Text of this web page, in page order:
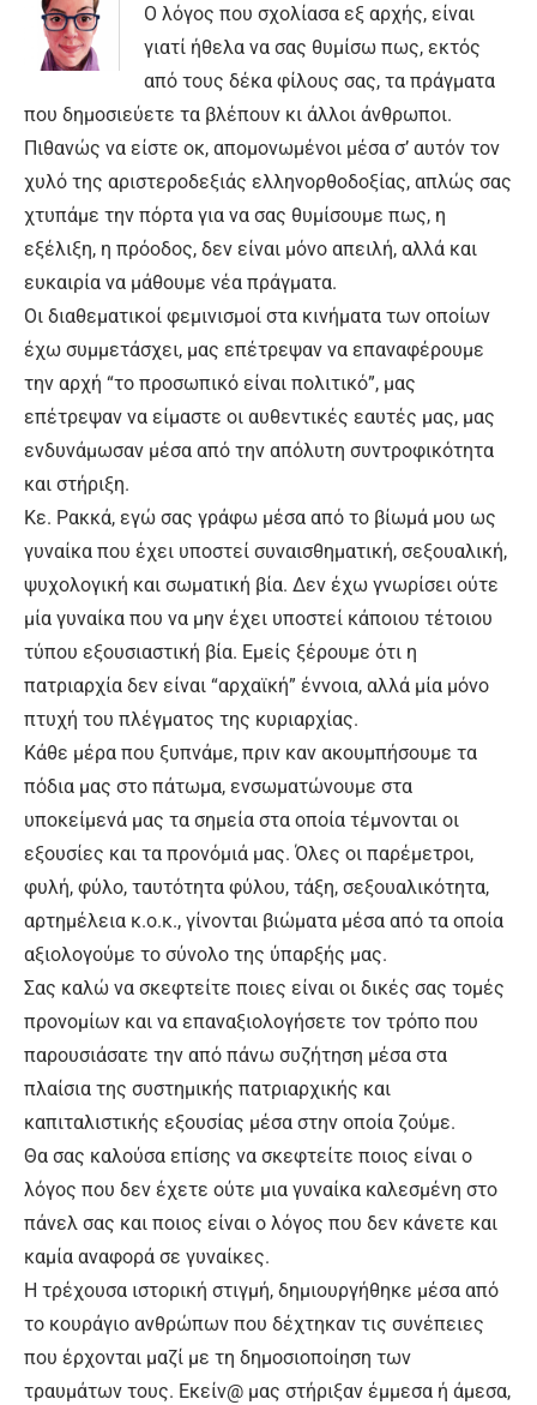
Ο λόγος που σχολίασα εξ αρχής, είναι
γιατί ήθελα να σας θυμίσω πως, εκτός
από τους δέκα φίλους σας, τα πράγματα
που δημοσιεύετε τα βλέπουν κι άλλοι άνθρωποι.
Πιθανώς να είστε οκ, απομονωμένοι μέσα σ’ αυτόν τον
χυλό της αριστεροδεξιάς ελληνορθοδοξίας, απλώς σας
χτυπάμε την πόρτα για να σας θυμίσουμε πως, η
εξέλιξη, η πρόοδος, δεν είναι μόνο απειλή, αλλά και
ευκαιρία να μάθουμε νέα πράγματα.
Οι διαθεματικοί φεμινισμοί στα κινήματα των οποίων
έχω συμμετάσχει, μας επέτρεψαν να επαναφέρουμε
την αρχή “το προσωπικό είναι πολιτικό”, μας
επέτρεψαν να είμαστε οι αυθεντικές εαυτές μας, μας
ενδυνάμωσαν μέσα από την απόλυτη συντροφικότητα
και στήριξη.
Κε. Ρακκά, εγώ σας γράφω μέσα από το βίωμά μου ως
γυναίκα που έχει υποστεί συναισθηματική, σεξουαλική,
ψυχολογική και σωματική βία. Δεν έχω γνωρίσει ούτε
μία γυναίκα που να μην έχει υποστεί κάποιου τέτοιου
τύπου εξουσιαστική βία. Εμείς ξέρουμε ότι η
πατριαρχία δεν είναι “αρχαϊκή” έννοια, αλλά μία μόνο
πτυχή του πλέγματος της κυριαρχίας.
Κάθε μέρα που ξυπνάμε, πριν καν ακουμπήσουμε τα
πόδια μας στο πάτωμα, ενσωματώνουμε στα
υποκείμενά μας τα σημεία στα οποία τέμνονται οι
εξουσίες και τα προνόμιά μας. Όλες οι παρέμετροι,
φυλή, φύλο, ταυτότητα φύλου, τάξη, σεξουαλικότητα,
αρτημέλεια κ.ο.κ., γίνονται βιώματα μέσα από τα οποία
αξιολογούμε το σύνολο της ύπαρξής μας.
Σας καλώ να σκεφτείτε ποιες είναι οι δικές σας τομές
προνομίων και να επαναξιολογήσετε τον τρόπο που
παρουσιάσατε την από πάνω συζήτηση μέσα στα
πλαίσια της συστημικής πατριαρχικής και
καπιταλιστικής εξουσίας μέσα στην οποία ζούμε.
Θα σας καλούσα επίσης να σκεφτείτε ποιος είναι ο
λόγος που δεν έχετε ούτε μια γυναίκα καλεσμένη στο
πάνελ σας και ποιος είναι ο λόγος που δεν κάνετε και
καμία αναφορά σε γυναίκες.
Η τρέχουσα ιστορική στιγμή, δημιουργήθηκε μέσα από
το κουράγιο ανθρώπων που δέχτηκαν τις συνέπειες
που έρχονται μαζί με τη δημοσιοποίηση των
τραυμάτων τους. Εκείν@ μας στήριξαν έμμεσα ή άμεσα,